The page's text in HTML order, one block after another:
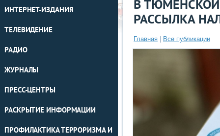
ИНТЕРНЕТ-ИЗДАНИЯ
ТЕЛЕВИДЕНИЕ
РАДИО
ЖУРНАЛЫ
ПРЕСС-ЦЕНТРЫ
РАСКРЫТИЕ ИНФОРМАЦИИ
ПРОФИЛАКТИКА ТЕРРОРИЗМА И
В ТЮМЕНСКОЙ
РАССЫЛКА
Главная Все публикации